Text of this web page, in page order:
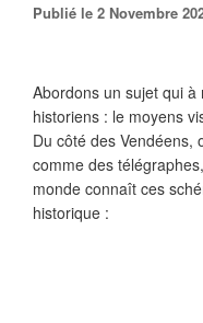
Publié le 2 Novembre
Abordons un sujet qui
historiens : le moyens
Du côté des Vendéens,
comme des
monde connaît ces
historique :